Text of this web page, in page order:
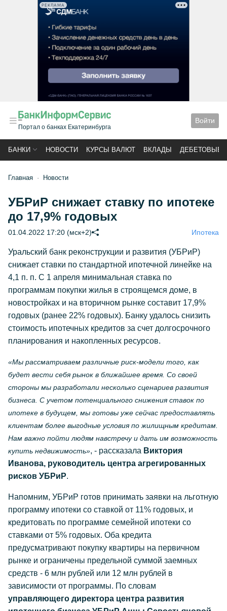
РЕКЛАМА
Портал о банках Екатеринбурга
Войти
БАНКИ НОВОСТИ КУРСЫ ВАЛЮТ ВКЛАДЫ ДЕБЕТОВЫЕ
Главная Новости
УБРиР снижает ставку по ипотеке
до 17,9% годовых
01.04.2022 17:20 (мск+2) Ипотека
Уральский банк реконструкции и развития (УБРиР)
снижает ставки по стандартной ипотечной линейке на
4,1 п. п. С 1 апреля минимальная ставка по
программам покупки жилья в строящемся доме, в
новостройках и на вторичном рынке составит 17,9%
годовых (ранее 22% годовых). Банку удалось снизить
стоимость ипотечных кредитов за счет долгосрочного
планирования и накопленных ресурсов.
«Мы рассматриваем различные риск-модели того, как
будет вести себя рынок в ближайшее время. Со своей
стороны мы разработали несколько сценариев развития
бизнеса. С учетом потенциального снижения ставок по
ипотеке в будущем, мы готовы уже сейчас предоставлять
клиентам более выгодные условия по жилищным кредитам.
Нам важно пойти людям навстречу и дать им возможность
купить недвижимость», - рассказала Виктория
Иванова, руководитель центра агрегированных
рисков УБРиР.
Напомним, УБРиР готов принимать заявки на льготную
программу ипотеки со ставкой от 11% годовых, и
кредитовать по программе семейной ипотеки со
ставками от 5% годовых. Оба кредита
предусматривают покупку квартиры на первичном
рынке и ограничены предельной суммой заемных
средств - 6 млн рублей или 12 млн рублей в
зависимости от программы. По словам
управляющего директора центра развития